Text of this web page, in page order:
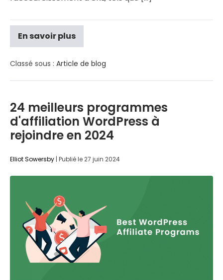
En savoir plus
Classé sous : Article de blog
24 meilleurs programmes
d'affiliation WordPress à
rejoindre en 2024
Elliot Sowersby | Publié le27 juin 2024